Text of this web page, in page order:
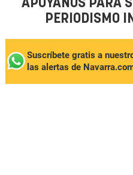
APÓYANOS PARA
PERIODISMO
Suscríbete gratis a
las alertas de